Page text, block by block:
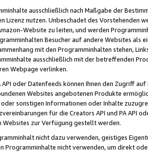
ausschließlich nach Maßgabe der
Lizenz nutzen. Unbeschadet des Vorstehenden
Website zu leiten, und werden
Besucher auf andere Websites als
mit den Programminhalten stehen,
ausschließlich mit der betreffenden
Webpage verlinken.
API oder Datenfeeds können Ihnen den Zugriff
Websites angebotenen Produkte
sonstigen Informationen oder Inhalte
für die Creators API und PA API
Websites zur Verfügung gestellt werden.
nicht dazu verwenden, geistiges
Programminhalte nicht verwenden, um direkt